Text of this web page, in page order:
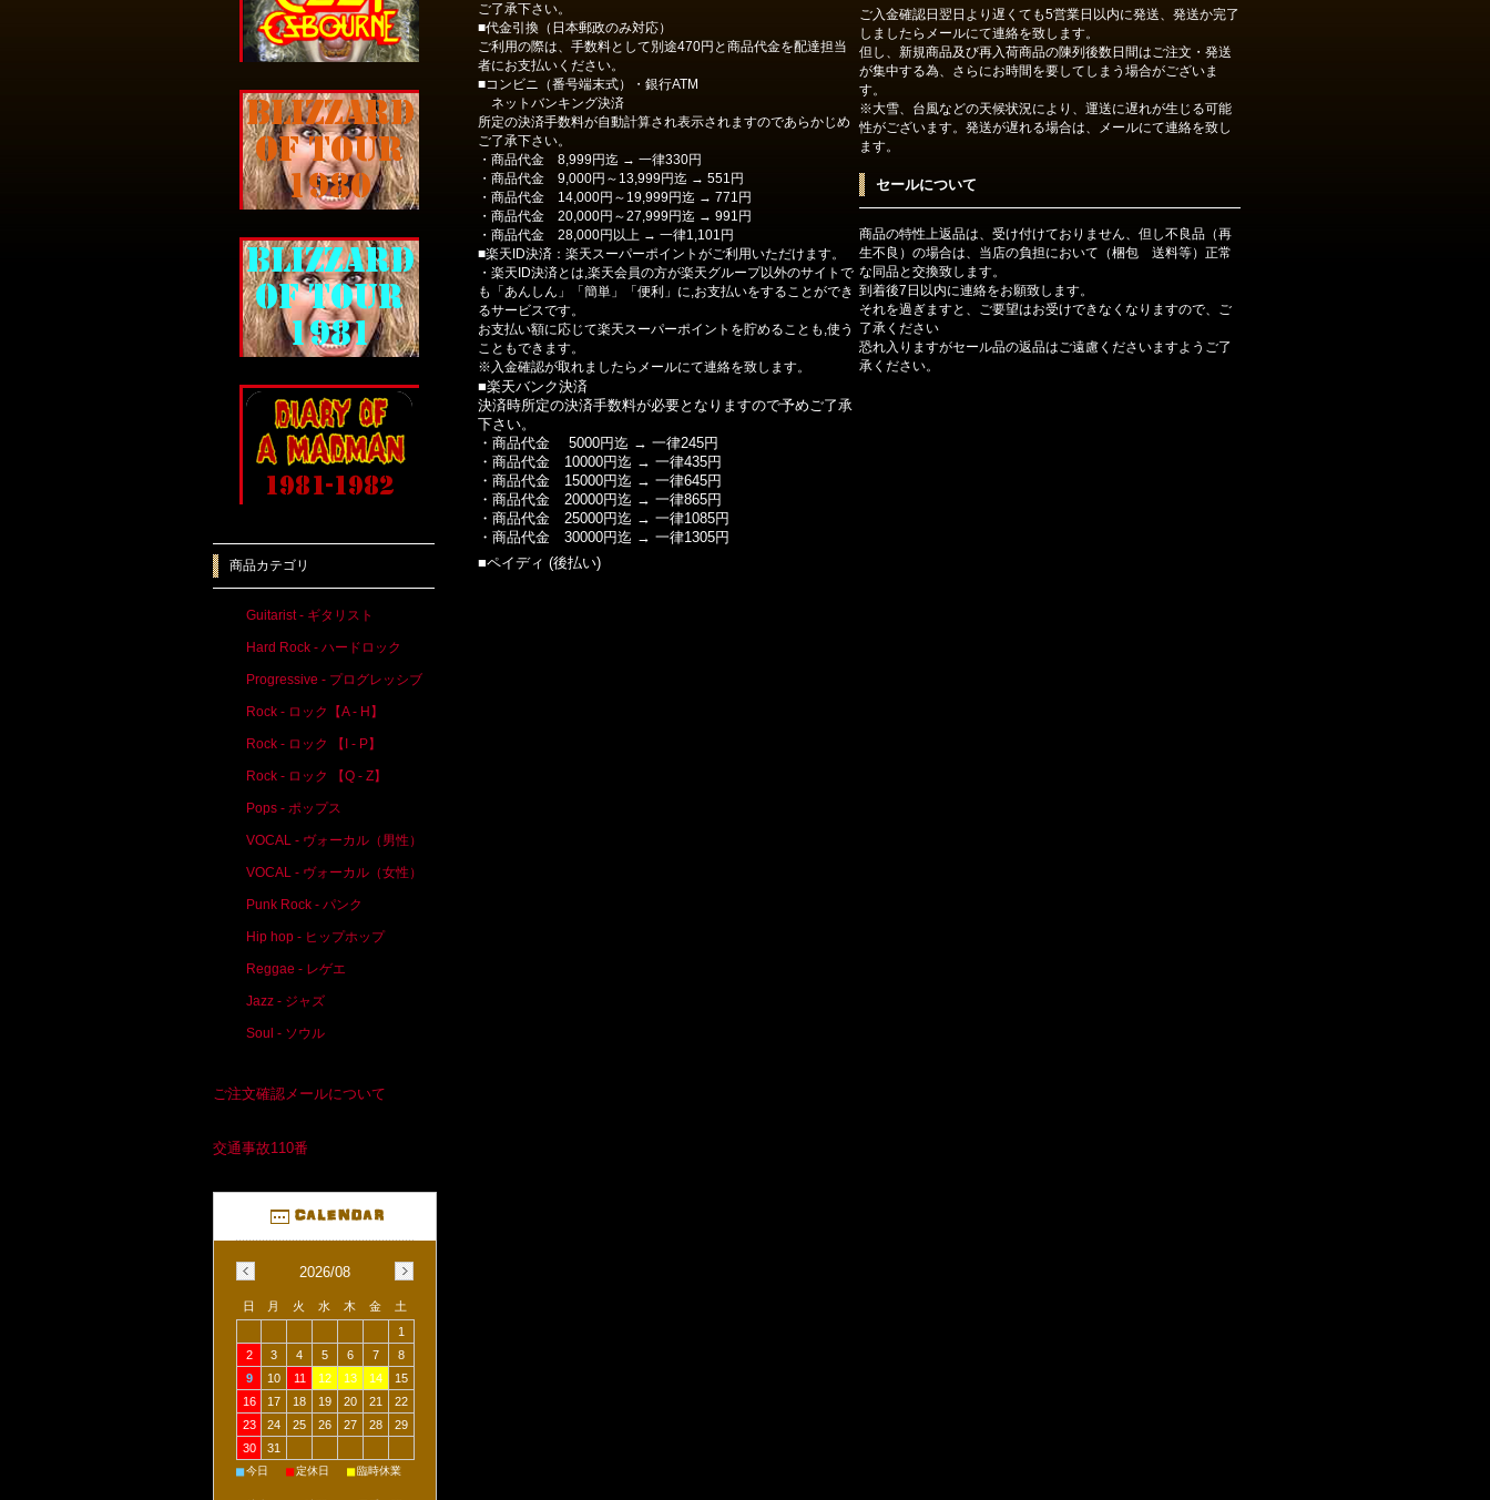
ご了承下さい。
■代金引換（日本郵政のみ対応）
ご利用の際は、手数料として別途470円と商品代金を配達担当
者にお支払いください。
■コンビニ（番号端末式）・銀行ATM
ネットバンキング決済
所定の決済手数料が自動計算され表示されますのであらかじめ
ご了承下さい。
・商品代金 8,999円迄 → 一律330円
・商品代金 9,000円～13,999円迄 → 551円
・商品代金 14,000円～19,999円迄 → 771円
・商品代金 20,000円～27,999円迄 → 991円
・商品代金 28,000円以上 → 一律1,101円
■楽天ID決済：楽天スーパーポイントがご利用いただけます。
・楽天ID決済とは,楽天会員の方が楽天グループ以外のサイトで
も「あんしん」「簡単」「便利」に,お支払いをすることができ
るサービスです。
お支払い額に応じて楽天スーパーポイントを貯めることも,使う
こともできます。
※入金確認が取れましたらメールにて連絡を致します。
■楽天バンク決済
決済時所定の決済手数料が必要となりますので予めご了承
下さい。
・商品代金 5000円迄 → 一律245円
・商品代金 10000円迄 → 一律435円
・商品代金 15000円迄 → 一律645円
・商品代金 20000円迄 → 一律865円
・商品代金 25000円迄 → 一律1085円
・商品代金 30000円迄 → 一律1305円
ご入金確認日翌日より遅くても5営業日以内に発送、発送か完了
しましたらメールにて連絡を致します。
但し、新規商品及び再入荷商品の陳列後数日間はご注文・発送
が集中する為、さらにお時間を要してしまう場合がございま
す。
※大雪、台風などの天候状況により、運送に遅れが生じる可能
性がございます。発送が遅れる場合は、メールにて連絡を致し
ます。
セールについて
商品の特性上返品は、受け付けておりません、但し不良品（再
生不良）の場合は、当店の負担において（梱包 送料等）正常
な同品と交換致します。
到着後7日以内に連絡をお願致します。
それを過ぎますと、ご要望はお受けできなくなりますので、ご
了承ください
恐れ入りますがセール品の返品はご遠慮くださいますようご了
承ください。
■ペイディ (後払い)
商品カテゴリ
Guitarist - ギタリスト
Hard Rock - ハードロック
Progressive - プログレッシブ
Rock - ロック【A - H】
Rock - ロック 【I - P】
Rock - ロック 【Q - Z】
Pops - ポップス
VOCAL - ヴォーカル（男性）
VOCAL - ヴォーカル（女性）
Punk Rock - パンク
Hip hop - ヒップホップ
Reggae - レゲエ
Jazz - ジャズ
Soul - ソウル
ご注文確認メールについて
交通事故110番
2026/08
日 月 火 水 木 金
土
1
2
3 4 5 6 7
8
9
10 11 12 13 14
15
16
17 18 19 20 21
22
23
24 25 26 27 28
29
30
31
■今日 ■定休日 ■臨時休業